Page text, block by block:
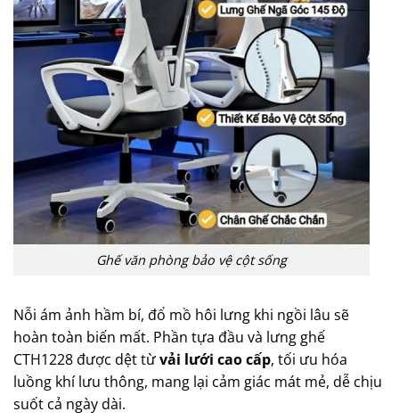
Ghế văn phòng bảo vệ cột sống
Nỗi ám ảnh hầm bí, đổ mồ hôi lưng khi ngồi lâu sẽ
hoàn toàn biến mất. Phần tựa đầu và lưng ghế
CTH1228 được dệt từvải lưới cao cấp, tối ưu hóa
luồng khí lưu thông, mang lại cảm giác mát mẻ, dễ chịu
suốt cả ngày dài.